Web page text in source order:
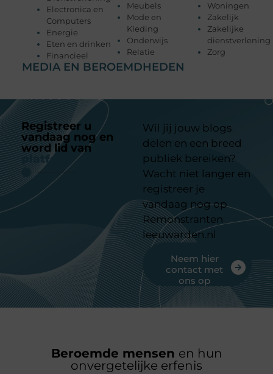
Electronica en
Computers
Energie
Eten en drinken
Financieel
Meubels
Mode en
Kleding
Onderwijs
Relatie
Woningen
Zakelijk
Zakelijke
dienstverlening
Zorg
MEDIA EN BEROEMDHEDEN
Registreer u
vandaag nog en
word lid van
platform
Wil jij jouw blogs
delen en een breed
publiek bereiken?
Wacht niet langer en
registreer je
vandaag nog op
Remonstranten
leeuwarden.nl
Neem hier
contact met
ons op
Beroemde mensen en hun
onvergetelijke erfenis